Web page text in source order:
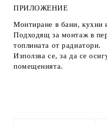
ПРИЛОЖЕНИЕ
Монтиране в бани, кухни
Подходящ за монтаж в
топлината от радиатори.
Използва се, за да се
помещенията.